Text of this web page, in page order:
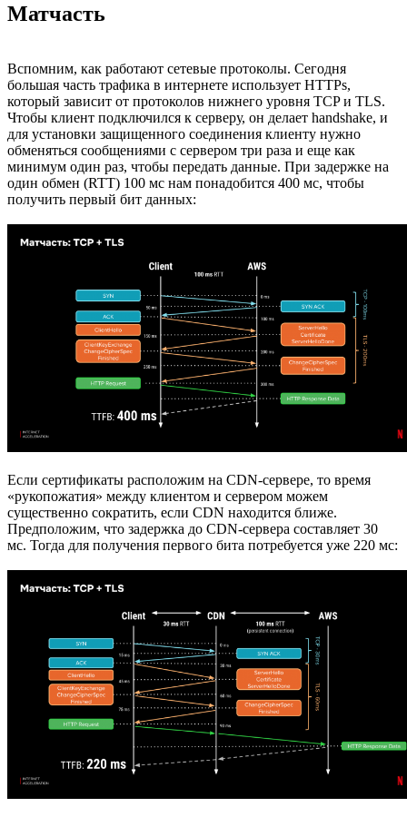
Матчасть
Вспомним, как работают сетевые протоколы. Сегодня
большая часть трафика в интернете использует HTTPs,
который зависит от протоколов нижнего уровня TCP и TLS.
Чтобы клиент подключился к серверу, он делает handshake, и
для установки защищенного соединения клиенту нужно
обменяться сообщениями с сервером три раза и еще как
минимум один раз, чтобы передать данные. При задержке на
один обмен (RTT) 100 мс нам понадобится 400 мс, чтобы
получить первый бит данных:
Если сертификаты расположим на CDN-сервере, то время
«рукопожатия» между клиентом и сервером можем
существенно сократить, если CDN находится ближе.
Предположим, что задержка до CDN-сервера составляет 30
мс. Тогда для получения первого бита потребуется уже 220 мс: